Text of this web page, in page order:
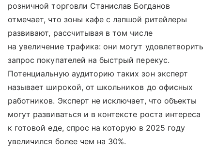
розничной торговли Станислав Богданов
отмечает, что зоны кафе с лапшой ритейлеры
развивают, рассчитывая в том числе
на увеличение трафика: они могут удовлетворить
запрос покупателей на быстрый перекус.
Потенциальную аудиторию таких зон эксперт
называет широкой, от школьников до офисных
работников. Эксперт не исключает, что объекты
могут развиваться и в контексте роста интереса
к готовой еде, спрос на которую в 2025 году
увеличился более чем на 30%.